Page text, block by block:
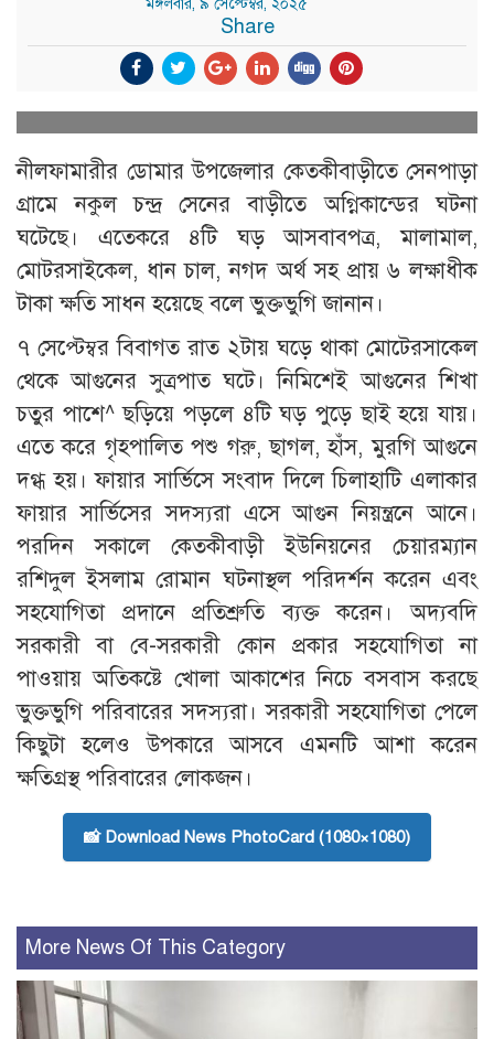
Share
নীলফামারীর ডোমার উপজেলার কেতকীবাড়ীতে সেনপাড়া
গ্রামে নকুল চন্দ্র সেনের বাড়ীতে অগ্নিকান্ডের ঘটনা
ঘটেছে। এতেকরে ৪টি ঘড় আসবাবপত্র, মালামাল,
মোটরসাইকেল, ধান চাল, নগদ অর্থ সহ প্রায় ৬ লক্ষাধীক
টাকা ক্ষতি সাধন হয়েছে বলে ভুক্তভুগি জানান।
৭ সেপ্টেম্বর বিবাগত রাত ২টায় ঘড়ে থাকা মোটেরসাকেল
থেকে আগুনের সুত্রপাত ঘটে। নিমিশেই আগুনের শিখা
চতুর পাশে^ ছড়িয়ে পড়লে ৪টি ঘড় পুড়ে ছাই হয়ে যায়।
এতে করে গৃহপালিত পশু গরু, ছাগল, হাঁস, মুরগি আগুনে
দগ্ধ হয়। ফায়ার সার্ভিসে সংবাদ দিলে চিলাহাটি এলাকার
ফায়ার সার্ভিসের সদস্যরা এসে আগুন নিয়ন্ত্রনে আনে।
পরদিন সকালে কেতকীবাড়ী ইউনিয়নের চেয়ারম্যান
রশিদুল ইসলাম রোমান ঘটনাস্থল পরিদর্শন করেন এবং
সহযোগিতা প্রদানে প্রতিশ্রুতি ব্যক্ত করেন। অদ্যবদি
সরকারী বা বে-সরকারী কোন প্রকার সহযোগিতা না
পাওয়ায় অতিকষ্টে খোলা আকাশের নিচে বসবাস করছে
ভুক্তভুগি পরিবারের সদস্যরা। সরকারী সহযোগিতা পেলে
কিছুটা হলেও উপকারে আসবে এমনটি আশা করেন
ক্ষতিগ্রস্থ পরিবারের লোকজন।
📸 Download News PhotoCard (1080×1080)
More News Of This Category